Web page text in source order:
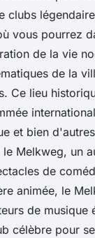
clubs
vous pourrez
de la vie
de la
Ce lieu
et bien
Melkweg, un
de
animée, le
de musique
célèbre pour